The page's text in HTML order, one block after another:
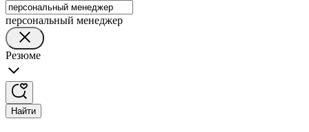
персональный менеджер
Резюме
Найти